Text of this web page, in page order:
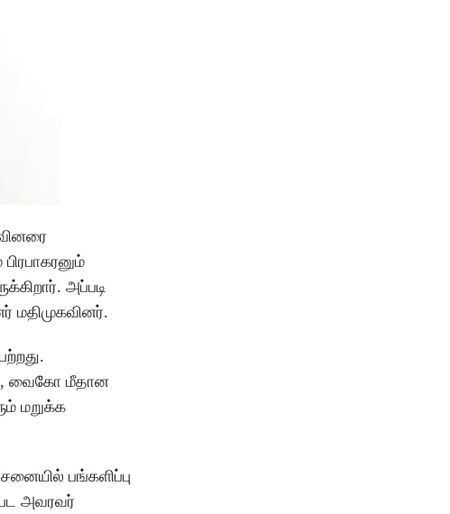
அப்படி
மதிமுகவினர்.
வைகோ மீதான
மறுக்க
பங்களிப்பு
அவரவர்